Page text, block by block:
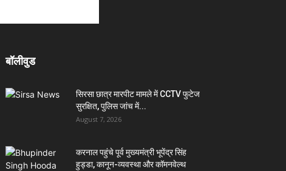
बॉलीवुड
सिरसा छात्र मारपीट मामले में CCTV फुटेज
सुरक्षित, पुलिस जांच में...
August 7, 2026
करनाल पहुंचे पूर्व मुख्यमंत्री भूपेंद्र सिंह
हुड्डा, कानून-व्यवस्था और कॉमनवेल्थ